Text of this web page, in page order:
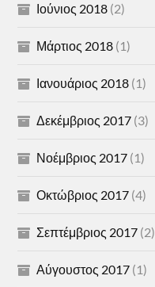
Ιούνιος 2018 (2)
Μάρτιος 2018 (1)
Ιανουάριος 2018 (1)
Δεκέμβριος 2017 (3)
Νοέμβριος 2017 (1)
Οκτώβριος 2017 (4)
Σεπτέμβριος 2017 (2)
Αύγουστος 2017 (1)